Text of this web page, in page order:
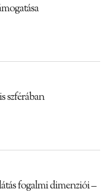
szférában
fogalmi dimenziói –